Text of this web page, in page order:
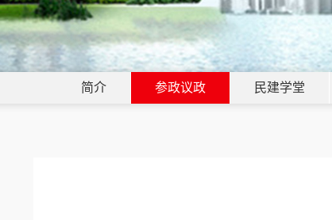
简介 参政议政 民建学堂